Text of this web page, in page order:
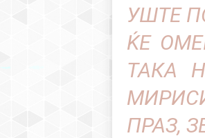
УШТЕ
ЌЕ
ТАКА
ПРАЗ,